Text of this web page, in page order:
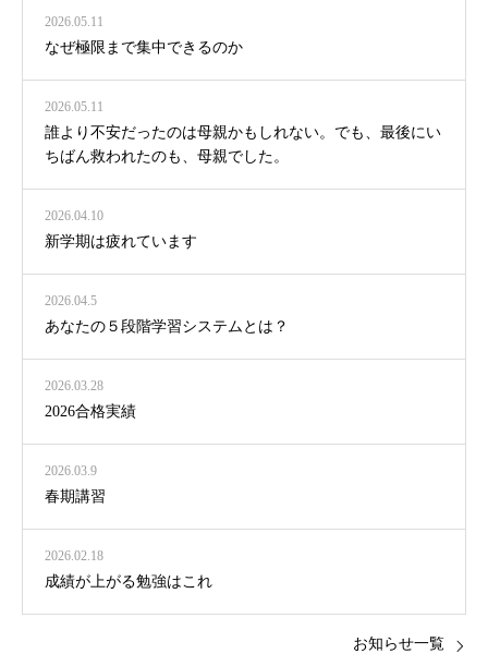
2026.05.11
なぜ極限まで集中できるのか
2026.05.11
誰より不安だったのは母親かもしれない。でも、最後にい
ちばん救われたのも、母親でした。
2026.04.10
新学期は疲れています
2026.04.5
あなたの５段階学習システムとは？
2026.03.28
2026合格実績
2026.03.9
春期講習
2026.02.18
成績が上がる勉強はこれ
お知らせ一覧